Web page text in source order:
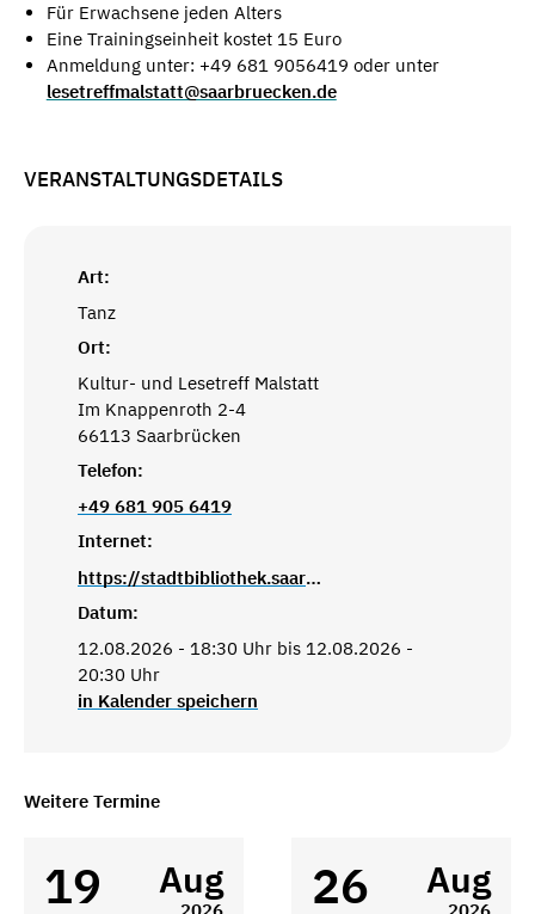
Für Erwachsene jeden Alters
Eine Trainingseinheit kostet 15 Euro
Anmeldung unter: +49 681 9056419 oder unter
lesetreffmalstatt@saarbruecken.de
VERANSTALTUNGSDETAILS
Art:
Tanz
Ort:
Kultur- und Lesetreff Malstatt
Im Knappenroth 2-4
66113 Saarbrücken
Telefon:
+49 681 905 6419
Internet:
https://stadtbibliothek.saarbruecken.de/standorte/kultur_und_lesetreffs/kultur_und_lesetreff_malstatt
Datum:
12.08.2026 - 18:30 Uhr bis 12.08.2026 -
20:30 Uhr
in Kalender speichern
Weitere Termine
19 Aug 26 Aug